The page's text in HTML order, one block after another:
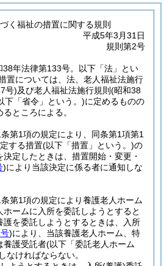
く福祉の措置に関する規則
平成5年3月31日
規則第2号
38年法律第133号。以下「法」とい
置については、法、老人福祉法施行
号)及び老人福祉法施行規則 (昭和38
下「省令」という。)に定めるものの
ところによる。
第1項の規定により、同条第1項第1
する措置(以下「措置」という。)の
定したときは、措置開始・変更・
)により当該決定に係る者に通知しな
第1項の規定により養護老人ホーム
ームに入所を委託しようとすると
護を委託しようとするときは、入所
)により、当該養護老人ホーム、特
養護受託者(以下「委託老人ホーム
なければならない。